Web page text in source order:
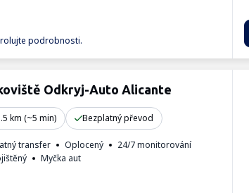
podrobnosti.
Odkryj-Auto Alicante
km (~5 min) Bezplatný převod
transfer Oplocený
24/7 monitorování
Myčka aut